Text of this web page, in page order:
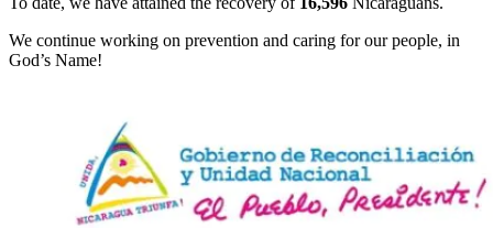
We continue working on prevention and caring for our people, in
God’s Name!